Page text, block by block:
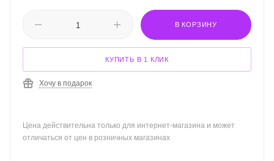
В КОРЗИНУ
КУПИТЬ В 1 КЛИК
Хочу в подарок
Цена действительна только для интернет-магазина и может
отличаться от цен в розничных магазинах